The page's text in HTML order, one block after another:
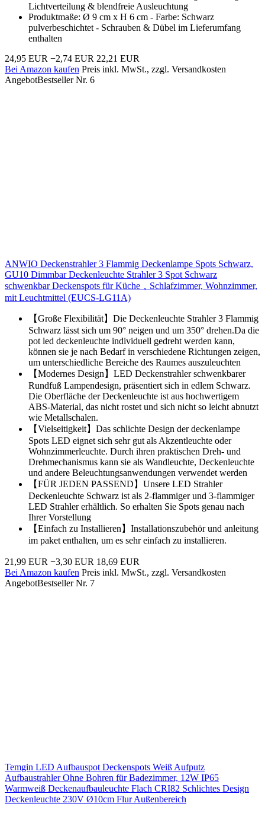
Lichtverteilung & blendfreie Ausleuchtung
Produktmaße: Ø 9 cm x H 6 cm - Farbe: Schwarz
pulverbeschichtet - Schrauben & Dübel im Lieferumfang
enthalten
24,95 EUR −2,74 EUR 22,21 EUR
Bei Amazon kaufen Preis inkl. MwSt., zzgl. Versandkosten
AngebotBestseller Nr. 6
ANWIO Deckenstrahler 3 Flammig Deckenlampe Spots Schwarz,
GU10 Dimmbar Deckenleuchte Strahler 3 Spot Schwarz
schwenkbar Deckenspots für Küche，Schlafzimmer, Wohnzimmer,
mit Leuchtmittel (EUCS-LG11A)
【Große Flexibilität】Die Deckenleuchte Strahler 3 Flammig
Schwarz lässt sich um 90° neigen und um 350° drehen.Da die
pot led deckenleuchte individuell gedreht werden kann,
können sie je nach Bedarf in verschiedene Richtungen zeigen,
um unterschiedliche Bereiche des Raumes auszuleuchten
【Modernes Design】LED Deckenstrahler schwenkbarer
Rundfuß Lampendesign, präsentiert sich in edlem Schwarz.
Die Oberfläche der Deckenleuchte ist aus hochwertigem
ABS-Material, das nicht rostet und sich nicht so leicht abnutzt
wie Metallschalen.
【Vielseitigkeit】Das schlichte Design der deckenlampe
Spots LED eignet sich sehr gut als Akzentleuchte oder
Wohnzimmerleuchte. Durch ihren praktischen Dreh- und
Drehmechanismus kann sie als Wandleuchte, Deckenleuchte
und andere Beleuchtungsanwendungen verwendet werden
【FÜR JEDEN PASSEND】Unsere LED Strahler
Deckenleuchte Schwarz ist als 2-flammiger und 3-flammiger
LED Strahler erhältlich. So erhalten Sie Spots genau nach
Ihrer Vorstellung
【Einfach zu Installieren】Installationszubehör und anleitung
im paket enthalten, um es sehr einfach zu installieren.
21,99 EUR −3,30 EUR 18,69 EUR
Bei Amazon kaufen Preis inkl. MwSt., zzgl. Versandkosten
AngebotBestseller Nr. 7
Temgin LED Aufbauspot Deckenspots Weiß Aufputz
Aufbaustrahler Ohne Bohren für Badezimmer, 12W IP65
Warmweiß Deckenaufbauleuchte Flach CRI82 Schlichtes Design
Deckenleuchte 230V Ø10cm Flur Außenbereich